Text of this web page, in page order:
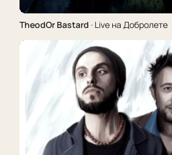
TheodOr Bastard · Live на Добролете